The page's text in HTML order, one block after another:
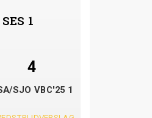
1
4
SJO VBC'25 1